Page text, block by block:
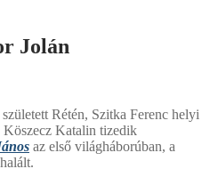
Jolán
Rétén, Szitka Ferenc helyi
Köszecz Katalin tizedik
az első világháborúban, a